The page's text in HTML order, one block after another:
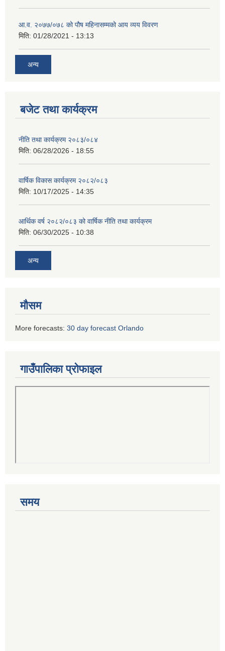
आ.व. २०७७/०७८ को पौष महिनासम्मको आय व्यय विवरण
मिति: 01/28/2021 - 13:13
अन्य
बजेट तथा कार्यक्रम
नीति तथा कार्यक्रम २०८३/०८४
मिति: 06/28/2026 - 18:55
वार्षिक विकास कार्यक्रम २०८२/०८३
मिति: 10/17/2025 - 14:35
आर्थिक वर्ष २०८२/०८३ को वार्षिक नीति तथा कार्यक्रम
मिति: 06/30/2025 - 10:38
अन्य
मौसम
More forecasts: 30 day forecast Orlando
गाउँपालिका प्रोफाइल
समय